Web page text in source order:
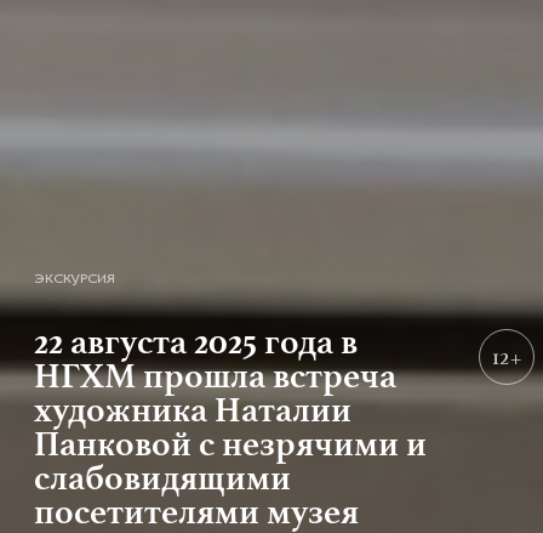
ЭКСКУРСИЯ
22 августа 2025 года в
НГХМ прошла встреча
художника Наталии
Панковой с незрячими и
слабовидящими
посетителями музея
12+